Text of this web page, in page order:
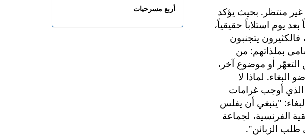
منتظر. بحيث يؤكد
يوم استلاباً حقيقياً،
يتجنبون
بملذاتهم: من
أو موضوع آخر،
لماذا لا
البلد الأول في العالم الذي أوجب غرامات
"ينبغي أن يفلس
الفرنسية، لجماعة
طلب الزبائن".
أربع مسرحيات